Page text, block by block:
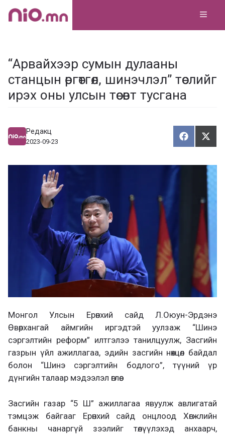
Skip
“Арвайхээр сумын дулааны
станцын өргөтгөл, шинэчлэл” төслийг
ирэх оны улсын төсөвт тусгана
Редакц
2023-09-23
Х
у
а
Т
ү
э
Монгол Улсын Ерөнхий сайд Л.Оюун-Эрдэнэ
Өвөрхангай аймгийн иргэдтэй уулзаж “Шинэ
сэргэлтийн реформ” илтгэлээ танилцуулж, Засгийн
газрын үйл ажиллагаа, эдийн засгийн нөхцөл байдал
болон “Шинэ сэргэлтийн бодлого”, түүний үр
дүнгийн талаар мэдээлэл өглөө.
Засгийн газар “5 Ш” ажиллагаа явуулж авлигатай
тэмцэж байгааг Ерөнхий сайд онцлоод Хөгжлийн
банкны чанаргүй зээлийг төлүүлэхэд анхаарч,